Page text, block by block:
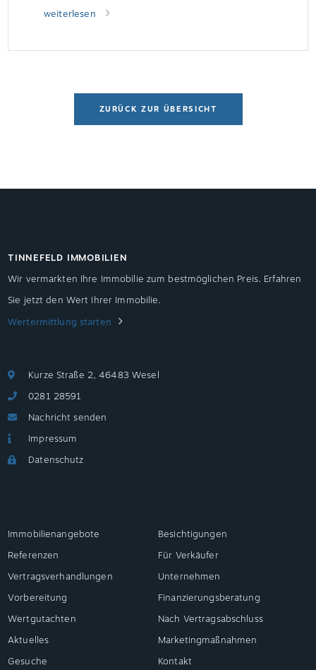
und Sohn jeweils eine Doppelhaushälfte. Nach
Hälfte und renovierte diese in Eigenleistung, um
weiterlesen
ZURÜCK ZUR ÜBERSICHT
TINNEFELD IMMOBILIEN
Wir vermarkten Ihre Immobilie zum bestmöglichen Preis. Erfahren
Sie jetzt den Wert Ihrer Immobilie.
Wertermittlung starten
Kurze Straße 2, 46483 Wesel
0281 28591
Nachricht senden
Impressum
Datenschutz
Immobilienangebote
Besichtigungen
Referenzen
Für Verkäufer
Vertragsverhandlungen
Unternehmen
Vorbereitung
Finanzierungsberatung
Wertgutachten
Nach Vertragsabschluss
Aktuelles
Marketingmaßnahmen
Gesuche
Kontakt